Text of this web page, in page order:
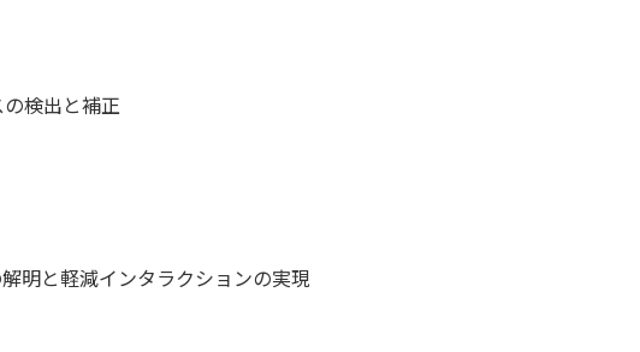
検出と補正
明と軽減インタラクションの実現